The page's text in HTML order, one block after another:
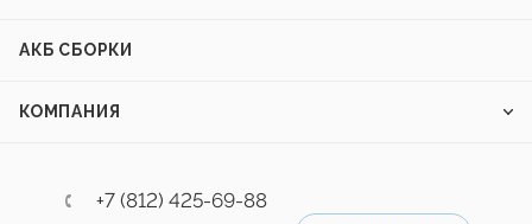
АКБ СБОРКИ
КОМПАНИЯ
+7 (812) 425-69-88